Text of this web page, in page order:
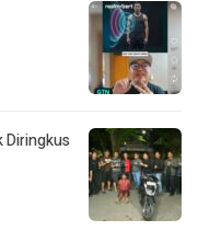
Diringkus